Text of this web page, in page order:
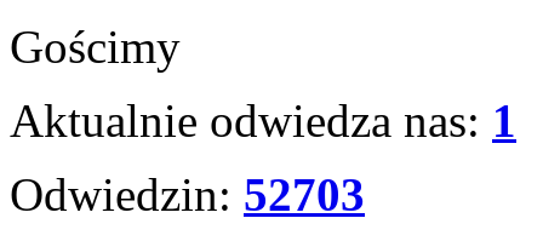
Gościmy
Aktualnie odwiedza nas: 1
Odwiedzin: 52703